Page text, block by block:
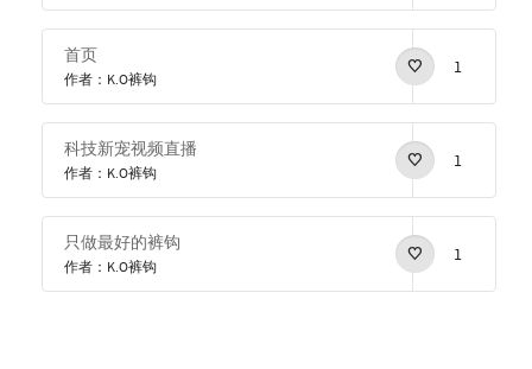
首页
作者：K.O裤钩
1
科技新宠视频直播
作者：K.O裤钩
1
只做最好的裤钩
作者：K.O裤钩
1